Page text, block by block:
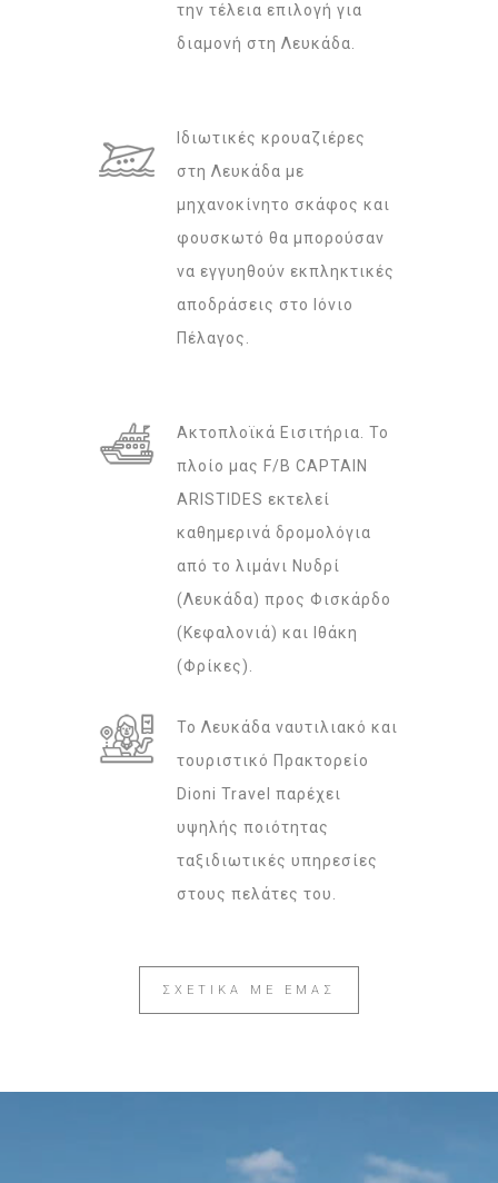
την τέλεια επιλογή για
διαμονή στη Λευκάδα.
Ιδιωτικές κρουαζιέρες
στη Λευκάδα με
μηχανοκίνητο σκάφος και
φουσκωτό θα μπορούσαν
να εγγυηθούν εκπληκτικές
αποδράσεις στο Ιόνιο
Πέλαγος.
Ακτοπλοϊκά Eισιτήρια. Το
πλοίο μας F/B CAPTAIN
ARISTIDES εκτελεί
καθημερινά δρομολόγια
από το λιμάνι Νυδρί
(Λευκάδα) προς Φισκάρδο
(Κεφαλονιά) και Ιθάκη
(Φρίκες).
Το Λευκάδα ναυτιλιακό και
τουριστικό Πρακτορείο
Dioni Travel παρέχει
υψηλής ποιότητας
ταξιδιωτικές υπηρεσίες
στους πελάτες του.
ΣΧΕΤΙΚΑ ΜΕ ΕΜΑΣ